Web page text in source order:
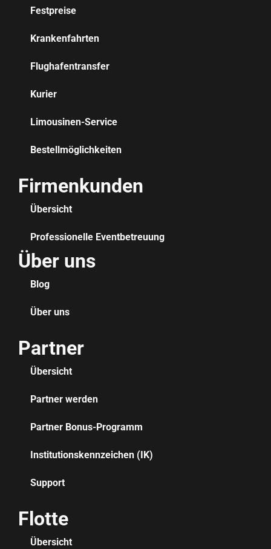
Festpreise
Krankenfahrten
Flughafentransfer
Kurier
Limousinen-Service
Bestellmöglichkeiten
Firmenkunden
Übersicht
Professionelle Eventbetreuung
Über uns
Blog
Über uns
Partner
Übersicht
Partner werden
Partner Bonus-Programm
Institutionskennzeichen (IK)
Support
Flotte
Übersicht